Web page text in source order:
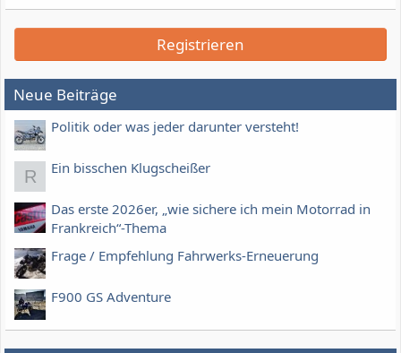
Registrieren
Neue Beiträge
Politik oder was jeder darunter versteht!
R Ein bisschen Klugscheißer
Das erste 2026er, „wie sichere ich mein Motorrad in
Frankreich“-Thema
Frage / Empfehlung Fahrwerks-Erneuerung
F900 GS Adventure